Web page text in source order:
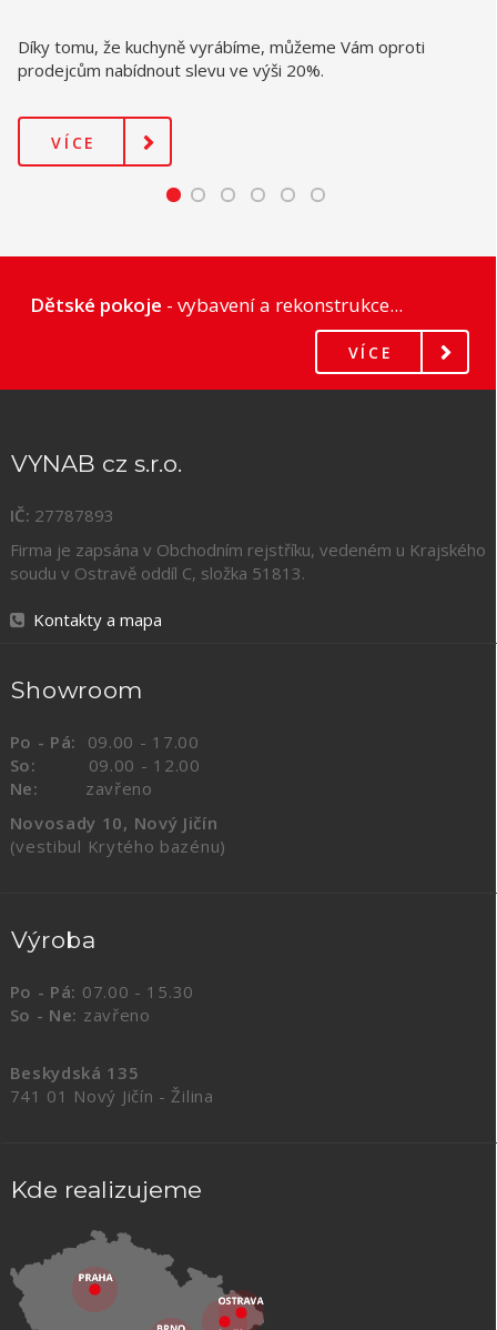
že kuchyně vyrábíme, můžeme Vám oproti
nabídnout slevu ve výši 20%.
Plynulá
Dětské pokoje - vybavení a rekonstrukce...
VÍCE
VYNAB cz s.r.o.
IČ: 27787893
Firma je zapsána v Obchodním rejstříku, vedeném u Krajského
soudu v Ostravě oddíl C, složka 51813.
Kontakty a mapa
Showroom
Po - Pá:
09.00 - 17.00
So: 09.00 - 12.00
Ne: zavřeno
Novosady 10, Nový Jičín
(vestibul Krytého bazénu)
Výroba
Po - Pá: 07.00 - 15.30
So - Ne: zavřeno
Beskydská 135
741 01 Nový Jičín - Žilina
Kde realizujeme